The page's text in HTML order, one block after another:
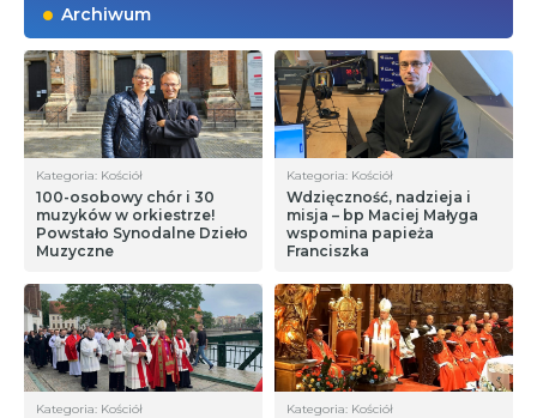
Archiwum
Kategoria: Kościół
100-osobowy chór i 30
muzyków w orkiestrze!
Powstało Synodalne Dzieło
Muzyczne
Kategoria: Kościół
Wdzięczność, nadzieja i
misja – bp Maciej Małyga
wspomina papieża
Franciszka
Kategoria: Kościół Kategoria: Kościół